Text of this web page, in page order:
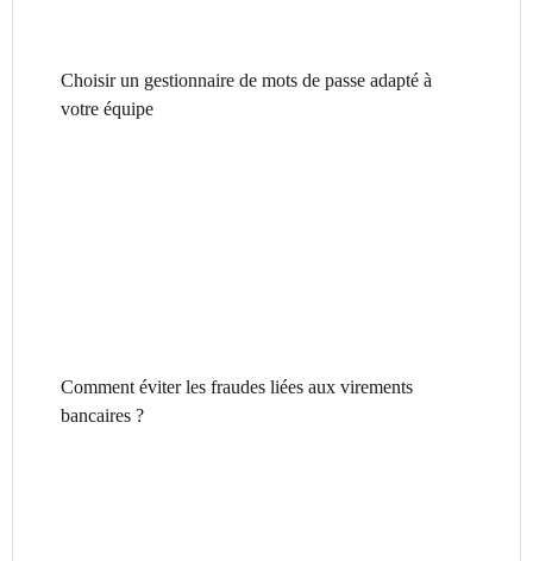
Choisir un gestionnaire de mots de passe adapté à
votre équipe
Comment éviter les fraudes liées aux virements
bancaires ?